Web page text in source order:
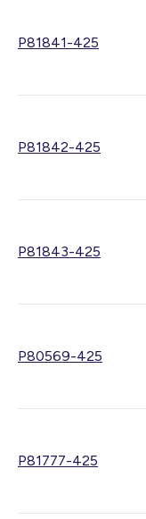
P81841-425
P81842-425
P81843-425
P80569-425
P81777-425